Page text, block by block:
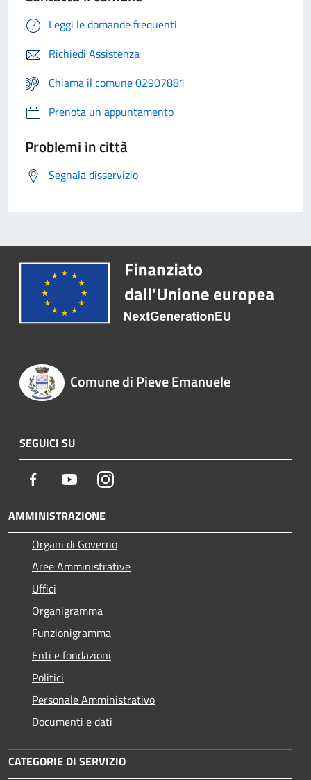
Leggi le domande frequenti
Richiedi Assistenza
Chiama il comune 02907881
Prenota un appuntamento
Problemi in città
Segnala disservizio
Comune di Pieve Emanuele
SEGUICI SU
Facebook YoutubeInstagram
AMMINISTRAZIONE
Organi di Governo
Aree Amministrative
Uffici
Organigramma
Funzionigramma
Enti e fondazioni
Politici
Personale Amministrativo
Documenti e dati
CATEGORIE DI SERVIZIO